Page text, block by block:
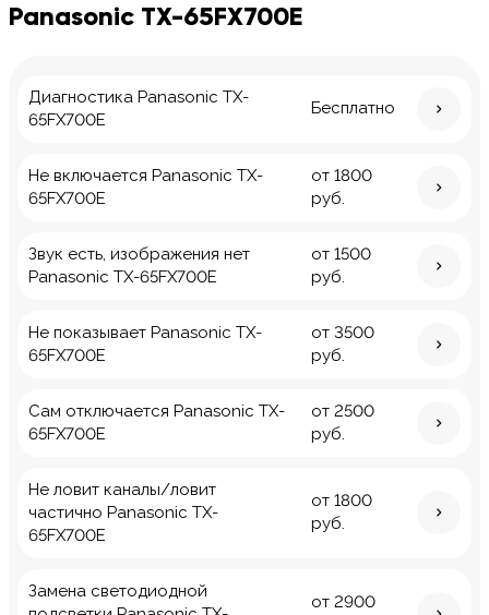
Panasonic TX-65FX700E
Диагностика Panasonic TX-
65FX700E
Бесплатно
Не включается Panasonic TX-
65FX700E
от 1800
руб.
Звук есть, изображения нет
Panasonic TX-65FX700E
от 1500
руб.
Не показывает Panasonic TX-
65FX700E
от 3500
руб.
Сам отключается Panasonic TX-
65FX700E
от 2500
руб.
Не ловит каналы/ловит
частично Panasonic TX-
65FX700E
от 1800
руб.
Замена светодиодной
от 2900